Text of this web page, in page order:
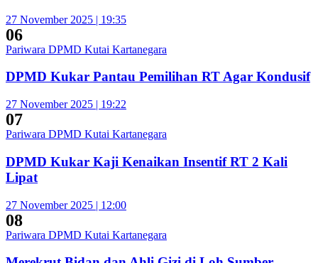
27 November 2025 | 19:35
06
Pariwara DPMD Kutai Kartanegara
DPMD Kukar Pantau Pemilihan RT Agar Kondusif
27 November 2025 | 19:22
07
Pariwara DPMD Kutai Kartanegara
DPMD Kukar Kaji Kenaikan Insentif RT 2 Kali
Lipat
27 November 2025 | 12:00
08
Pariwara DPMD Kutai Kartanegara